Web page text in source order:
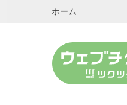
ホーム